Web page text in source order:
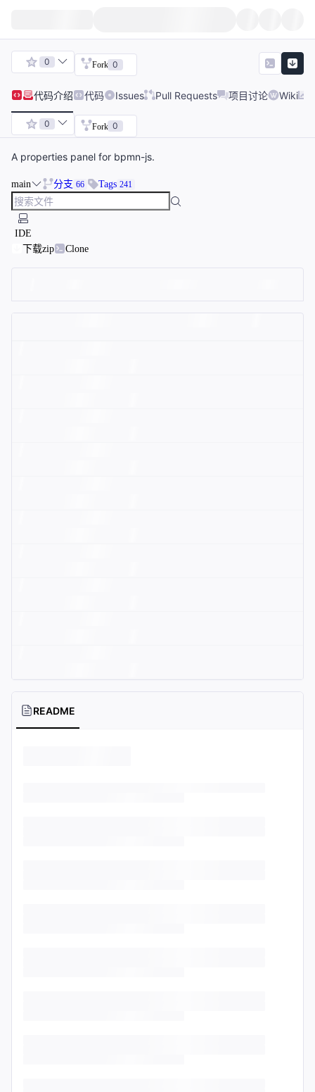
0 Fork 0
代码介绍 代码 Issues Pull Requests 项目讨论 Wiki
0 Fork 0
A properties panel for bpmn-js.
main 分支 66 Tags 241
IDE
下载zip
Clone
README